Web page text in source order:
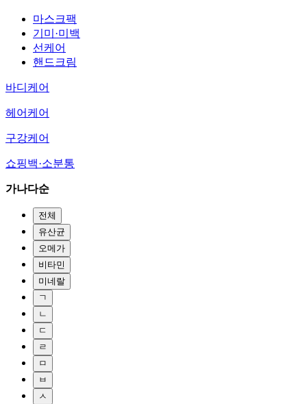
마스크팩
기미·미백
선케어
핸드크림
바디케어
헤어케어
구강케어
쇼핑백·소분통
가나다순
전체
유산균
오메가
비타민
미네랄
ㄱ
ㄴ
ㄷ
ㄹ
ㅁ
ㅂ
ㅅ